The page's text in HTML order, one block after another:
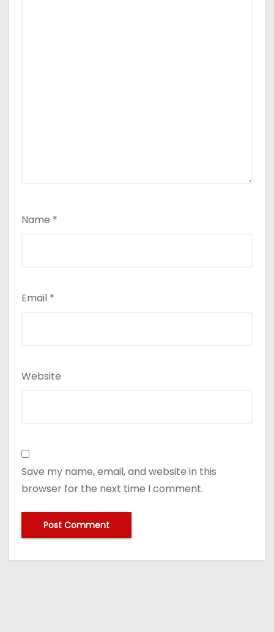
Name *
Email *
Website
Save my name, email, and website in this
browser for the next time I comment.